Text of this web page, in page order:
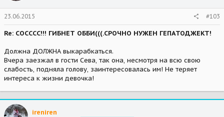
23.06.2015 #103
Re: СОСССС!!! ГИБНЕТ ОББИ(((.СРОЧНО НУЖЕН ГЕПАТОДЖЕКТ!
Должна ДОЛЖНА выкарабкаться.
Вчера заезжал в гости Сева, так она, несмотря на всю свою
слабость, подняла голову, заинтересовалась им! Не теряет
интереса к жизни девочка!
ireniren